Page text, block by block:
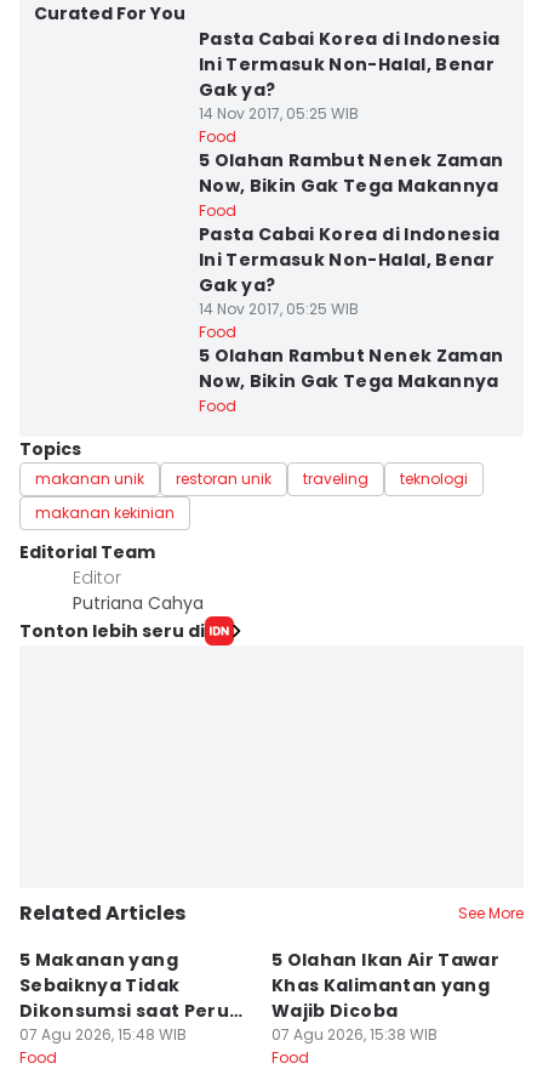
Curated For You
Pasta Cabai Korea di Indonesia
Ini Termasuk Non-Halal, Benar
Gak ya?
14 Nov 2017, 05:25 WIB
Food
5 Olahan Rambut Nenek Zaman
Now, Bikin Gak Tega Makannya
Food
Pasta Cabai Korea di Indonesia
Ini Termasuk Non-Halal, Benar
Gak ya?
14 Nov 2017, 05:25 WIB
Food
5 Olahan Rambut Nenek Zaman
Now, Bikin Gak Tega Makannya
Food
Topics
makanan unik restoran unik traveling
teknologi
makanan kekinian
Editorial Team
Editor
Putriana Cahya
Tonton lebih seru di
Related Articles See More
5 Makanan yang
Sebaiknya Tidak
Dikonsumsi saat Perut
Kosong
07 Agu 2026, 15:48 WIB
Food
5 Olahan Ikan Air Tawar
Khas Kalimantan yang
Wajib Dicoba
07 Agu 2026, 15:38 WIB
Food